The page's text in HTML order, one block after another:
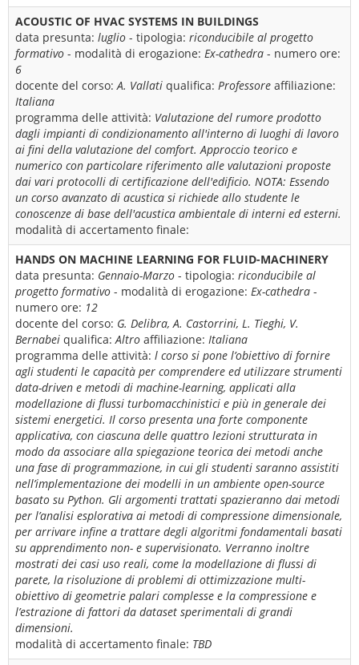
ACOUSTIC OF HVAC SYSTEMS IN BUILDINGS
data presunta: luglio - tipologia: riconducibile al progetto
formativo - modalità di erogazione: Ex-cathedra - numero ore:
6
docente del corso:A. Vallati qualifica: Professore affiliazione:
Italiana
programma delle attività: Valutazione del rumore prodotto
dagli impianti di condizionamento all'interno di luoghi di lavoro
ai fini della valutazione del comfort. Approccio teorico e
numerico con particolare riferimento alle valutazioni proposte
dai vari protocolli di certificazione dell'edificio. NOTA: Essendo
un corso avanzato di acustica si richiede allo studente le
conoscenze di base dell'acustica ambientale di interni ed esterni.
modalità di accertamento finale:
HANDS ON MACHINE LEARNING FOR FLUID-MACHINERY
data presunta: Gennaio-Marzo - tipologia: riconducibile al
progetto formativo - modalità di erogazione: Ex-cathedra -
numero ore: 12
docente del corso: G. Delibra, A. Castorrini, L. Tieghi, V.
Bernabei qualifica:Altro affiliazione: Italiana
programma delle attività: l corso si pone l’obiettivo di fornire
agli studenti le capacità per comprendere ed utilizzare strumenti
data-driven e metodi di machine-learning, applicati alla
modellazione di flussi turbomacchinistici e più in generale dei
sistemi energetici. Il corso presenta una forte componente
applicativa, con ciascuna delle quattro lezioni strutturata in
modo da associare alla spiegazione teorica dei metodi anche
una fase di programmazione, in cui gli studenti saranno assistiti
nell’implementazione dei modelli in un ambiente open-source
basato su Python. Gli argomenti trattati spazieranno dai metodi
per l’analisi esplorativa ai metodi di compressione dimensionale,
per arrivare infine a trattare degli algoritmi fondamentali basati
su apprendimento non- e supervisionato. Verranno inoltre
mostrati dei casi uso reali, come la modellazione di flussi di
parete, la risoluzione di problemi di ottimizzazione multi-
obiettivo di geometrie palari complesse e la compressione e
l’estrazione di fattori da dataset sperimentali di grandi
dimensioni.
modalità di accertamento finale: TBD